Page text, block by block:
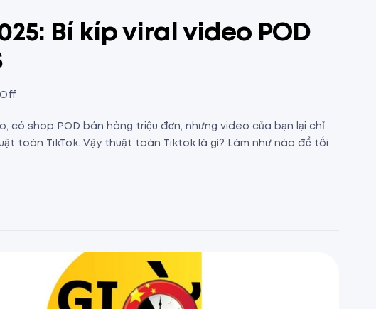
Bí kíp viral video POD
có shop POD bán hàng triệu đơn, nhưng video của bạn lại chỉ
toán TikTok. Vậy thuật toán Tiktok là gì? Làm như nào để tối